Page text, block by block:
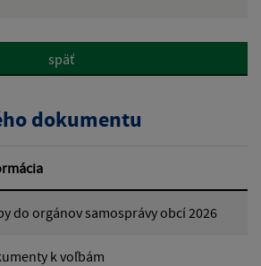
od:
do:
späť
dokumentu
do orgánov samosprávy obcí 2026
k voľbám